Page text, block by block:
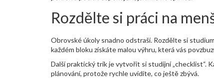
Rozdělte si práci na
Obrovské úkoly snadno odstraší. Rozdělte si
každém bloku získáte malou výhru, která vás
Další praktický trik je vytvořit si studijní „checklist“.
plánování, protože rychle uvidíte, co ještě zbývá.